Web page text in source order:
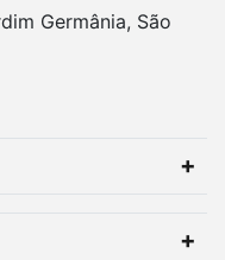
Germânia, São